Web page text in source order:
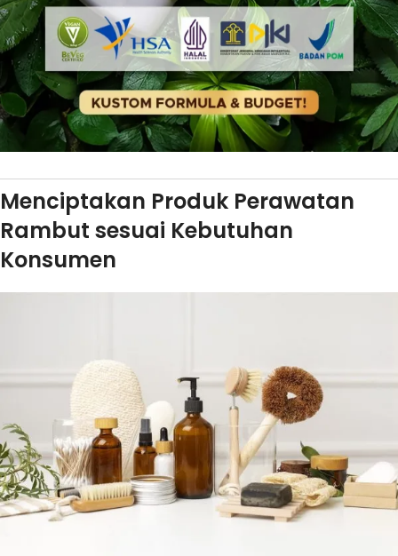
Menciptakan Produk Perawatan
Rambut sesuai Kebutuhan
Konsumen